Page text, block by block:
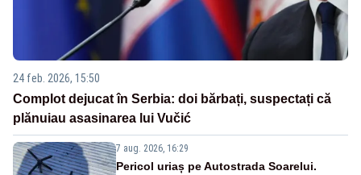
24 feb. 2026, 15:50
Complot dejucat în Serbia: doi bărbați, suspectați că
plănuiau asasinarea lui Vučić
7 aug. 2026, 16:29
Pericol uriaș pe Autostrada Soarelui.